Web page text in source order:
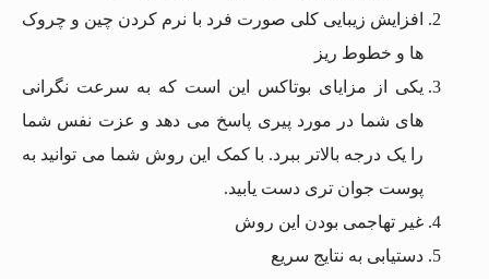
افزایش زیبایی کلی صورت فرد با نرم کردن چین و چروک
ها و خطوط ریز
یکی از مزایای بوتاکس این است که به سرعت نگرانی
های شما در مورد پیری پاسخ می دهد و عزت نفس شما
را یک درجه بالاتر ببرد. با کمک این روش شما می توانید به
پوست جوان تری دست یابید.
غیر تهاجمی بودن این روش
دستیابی به نتایج سریع